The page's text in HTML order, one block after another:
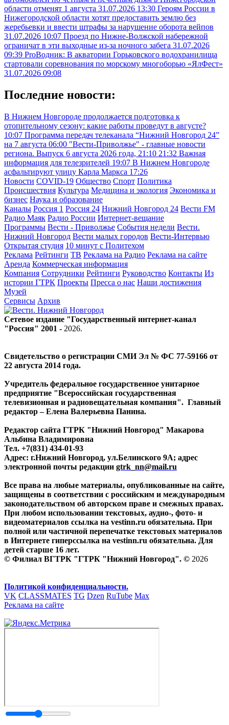
области отменят 1 августа 31.07.2026 13:30 Героям России в
Нижегородской области хотят предоставить землю без
жеребьевки и ввести штрафы за нарушение оборота вейпов
31.07.2026 10:07 Проезд по Нижне-Волжской набережной
ограничат в эти выходные из-за ночного забега 31.07.2026
09:39 ProВодник: В акватории Горьковского водохранилища
стартовали соревнования по морскому многоборью «ЯлФест»
31.07.2026 09:08
Последние новости:
В Нижнем Новгороде продолжается подготовка к
отопительному сезону: какие работы проведут в августе?
10:07 Программа передач телеканала “Нижний Новгород 24”
на 7 августа 06:00 "Вести-Приволжье" - главные новости
региона. Выпуск 6 августа 2026 года, 21:10 21:32 Важная
информация для телезрителей 19:07 В Нижнем Новгороде
асфальтируют улицу Карла Маркса 17:26
Новости COVID-19 Общество Спорт Политика
Происшествия Культура Медицина и экология Экономика и
бизнес Наука и образование
Каналы Россия 1 Россия 24 Нижний Новгород 24 Вести FM
Радио Маяк Радио России Интернет-вещание
Программы Вести - Приволжье События недели Вести.
Нижний Новгород Вести малых городов Вести-Интервью
Открытая студия 10 минут с Политехом
Реклама Рейтинги ТВ Реклама на Радио Реклама на сайте
Аренда Коммерческая информация
Компания Сотрудники Рейтинги Руководство Контакты Из
истории ГТРК Проекты Пресса о нас Наши достижения
Музей
Сервисы Архив
Сетевое издание "Государственный интернет-канал
"Россия" 2001 - 2026.
Свидетельство о регистрации СМИ Эл № ФС 77-59166 от
22 августа 2014 года.
Учредитель федеральное государственное унитарное
предприятие "Всероссийская государственная
телевизионная и радиовещательная компания". Главный
редактор – Елена Валерьевна Панина.
Редактор сайта ГТРК "Нижний Новгород" Макарова
Альбина Владимировна
Тел. +7(831) 434-01-93
Адрес: г.Нижний Новгород, ул.Белинского 9А; адрес
электронной почты редакции gtrk_nn@mail.ru
Все права на любые материалы, опубликованные на сайте,
защищены в соответствии с российским и международным
законодательством об авторском праве и смежных правах.
При любом использовании текстовых, аудио-, фото- и
видеоматериалов ссылка на vestinn.ru обязательна. При
полной или частичной перепечатке текстовых материалов
в Интернете гиперссылка на vestinn.ru обязательна. Для
детей старше 16 лет.
© Филиал ВГТРК "ГТРК "Нижний Новгород". © 2026
Политикой конфиденциальности.
VK CLASSMATES TG Dzen RuTube Max
Реклама на сайте